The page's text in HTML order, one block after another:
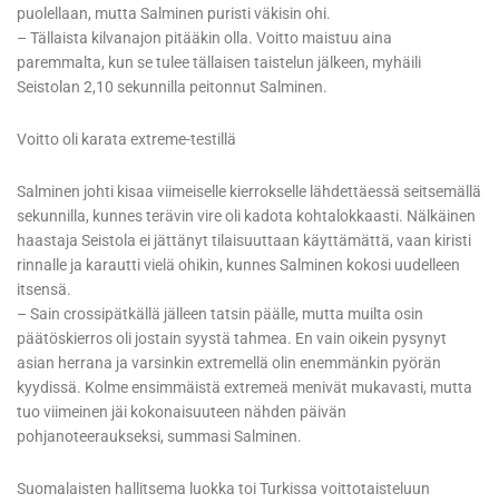
puolellaan, mutta Salminen puristi väkisin ohi.
– Tällaista kilvanajon pitääkin olla. Voitto maistuu aina
paremmalta, kun se tulee tällaisen taistelun jälkeen, myhäili
Seistolan 2,10 sekunnilla peitonnut Salminen.
Voitto oli karata extreme-testillä
Salminen johti kisaa viimeiselle kierrokselle lähdettäessä seitsemällä
sekunnilla, kunnes terävin vire oli kadota kohtalokkaasti. Nälkäinen
haastaja Seistola ei jättänyt tilaisuuttaan käyttämättä, vaan kiristi
rinnalle ja karautti vielä ohikin, kunnes Salminen kokosi uudelleen
itsensä.
– Sain crossipätkällä jälleen tatsin päälle, mutta muilta osin
päätöskierros oli jostain syystä tahmea. En vain oikein pysynyt
asian herrana ja varsinkin extremellä olin enemmänkin pyörän
kyydissä. Kolme ensimmäistä extremeä menivät mukavasti, mutta
tuo viimeinen jäi kokonaisuuteen nähden päivän
pohjanoteeraukseksi, summasi Salminen.
Suomalaisten hallitsema luokka toi Turkissa voittotaisteluun